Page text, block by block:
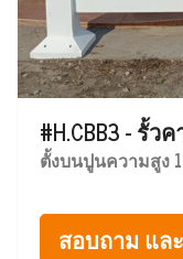
#H.CBB3 - รั้
ตั้งบนปูนความสูง
สอบถาม แล